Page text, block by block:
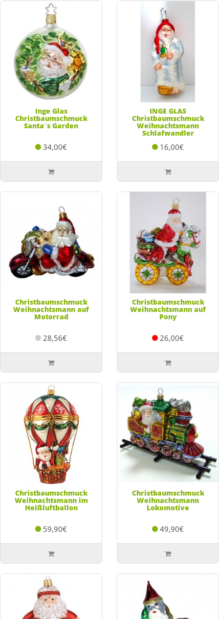
Inge Glas
Christbaumschmuck
Santa´s Garden
34,00€
INGE GLAS
Christbaumschmuck
Weihnachtsmann
Schlafwandler
16,00€
Christbaumschmuck
Weihnachtsmann auf
Motorrad
28,56€
Christbaumschmuck
Weihnachtsmann auf
Pony
26,00€
Christbaumschmuck
Weihnachtsmann im
Heißluftballon
59,90€
Christbaumschmuck
Weihnachtsmann
Lokomotive
49,90€